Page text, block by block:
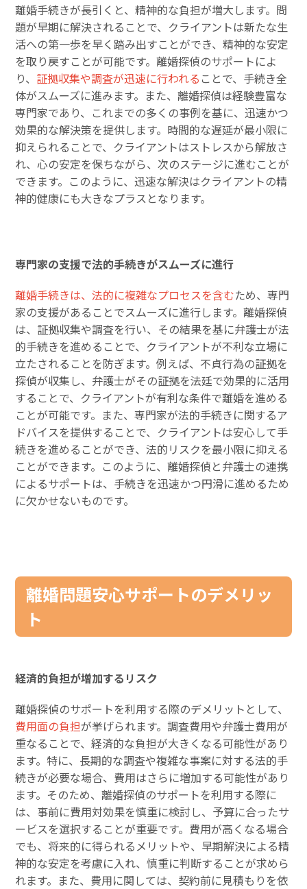
離婚手続きが長引くと、精神的な負担が増大します。問
題が早期に解決されることで、クライアントは新たな生
活への第一歩を早く踏み出すことができ、精神的な安定
を取り戻すことが可能です。離婚探偵のサポートによ
り、 証拠収集や調査が迅速に行われる ことで、手続き全
体がスムーズに進みます。また、離婚探偵は経験豊富な
専門家であり、これまでの多くの事例を基に、迅速かつ
効果的な解決策を提供します。時間的な遅延が最小限に
抑えられることで、クライアントはストレスから解放さ
れ、心の安定を保ちながら、次のステージに進むことが
できます。このように、迅速な解決はクライアントの精
神的健康にも大きなプラスとなります。
専門家の支援で法的手続きがスムーズに進行
離婚手続きは、法的に複雑なプロセスを含むため、専門
家の支援があることでスムーズに進行します。離婚探偵
は、証拠収集や調査を行い、その結果を基に弁護士が法
的手続きを進めることで、クライアントが不利な立場に
立たされることを防ぎます。例えば、不貞行為の証拠を
探偵が収集し、弁護士がその証拠を法廷で効果的に活用
することで、クライアントが有利な条件で離婚を進める
ことが可能です。また、専門家が法的手続きに関するア
ドバイスを提供することで、クライアントは安心して手
続きを進めることができ、法的リスクを最小限に抑える
ことができます。このように、離婚探偵と弁護士の連携
によるサポートは、手続きを迅速かつ円滑に進めるため
に欠かせないものです。
離婚問題安心サポートのデメリッ
ト
経済的負担が増加するリスク
離婚探偵のサポートを利用する際のデメリットとして、
費用面の負担が挙げられます。調査費用や弁護士費用が
重なることで、経済的な負担が大きくなる可能性があり
ます。特に、長期的な調査や複雑な事案に対する法的手
続きが必要な場合、費用はさらに増加する可能性があり
ます。そのため、離婚探偵のサポートを利用する際に
は、事前に費用対効果を慎重に検討し、予算に合ったサ
ービスを選択することが重要です。費用が高くなる場合
でも、将来的に得られるメリットや、早期解決による精
神的な安定を考慮に入れ、慎重に判断することが求めら
れます。また、費用に関しては、契約前に見積もりを依